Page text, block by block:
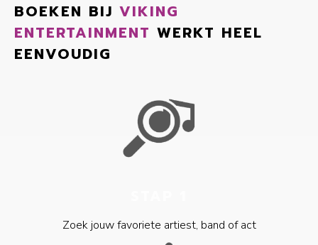
BOEKEN BIJ VIKING
ENTERTAINMENT WERKT HEEL
EENVOUDIG
Zoek jouw favoriete artiest, band of act